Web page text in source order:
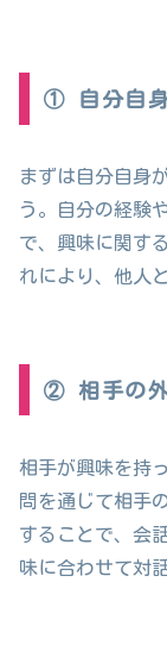
① 自分自身
まずは自分自身
う。自分の経験
で、興味に関す
れにより、他人
② 相手の外
相手が興味を持
問を通じて相手
することで、会
味に合わせて対